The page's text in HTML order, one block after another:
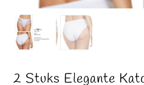
2 Stuks Elegante